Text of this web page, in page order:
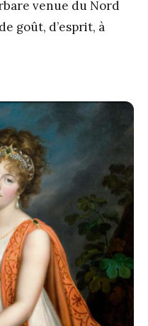
venue du Nord
goût, d’esprit, à